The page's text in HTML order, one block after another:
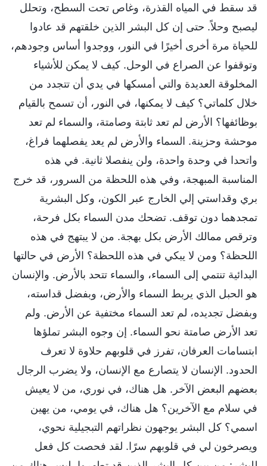
قد سقط في المياه القذرة، وغاص تحت السطح، وتحلل
ليصبح وحلاً. حتى إن كل البشر الذين خلقتهم قد عادوا
للحياة مرة أخرى أخيرًا في النور، ووجدوا أساس وجودهم،
وتوقفوا عن الصراع في الوحل. كيف لا يمكن للأشياء
المخلوقة العديدة والتي أمسكها في يدي أن تتجدد من
خلال كلماتي؟ كيف لا يمكنها، في النور، أن تسمح بالقيام
بوظائفها؟ الأرض لم تعد ثابتة وصامتة، والسماء لم تعد
موحشة وحزينة. السماء والأرض لم يعد يفصلهما فراغ،
واتحدا في وحدة واحدة، ولن ينفصلا ثانية. في هذه
المناسبة المبهجة، وفي هذه اللحظة من السرور، قد خرج
بري وقداستي إلي الخارج عبر الكون، وكل البشرية
تمجدهما دون توقف. تضحك مدن السماء بكل فرحة،
وترقص ممالك الأرض بكل بهجة. من لا يبتهج في هذه
اللحظة؟ ومن لا يبكي في هذه اللحظة؟ الأرض في حالتها
البدائية تنتمي إلى السماء، والسماء تتحد بالأرض. والإنسان
هو الحبل الذي يربط السماء والأرض، وبفضل قداسته،
وبفضل تجديده، لم تعد السماء مختفية عن الأرض. ولم
تعد الأرض صامتة نحو السماء. إن وجوه البشر تملؤها
ابتسامات العرفان، تفرز في قلوبهم حلاوة لا تعرف
الحدود. الإنسان لا يتصارع مع الإنسان، ولا يضرب الرجال
بعضهم البعض الآخر. هل هناك، في نوري، من لا يعيش
في سلام مع الآخرين؟ هل هناك، في يومي، من يهين
اسمي؟ كل البشر يوجهون نظراتهم التبجيلية نحوي،
ويصرخون لي في قلوبهم سرًا. لقد فحصت كل فعل